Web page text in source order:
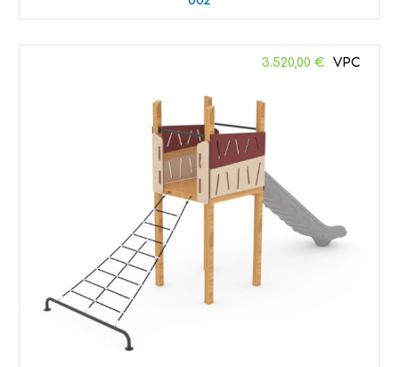
3.520,00 €